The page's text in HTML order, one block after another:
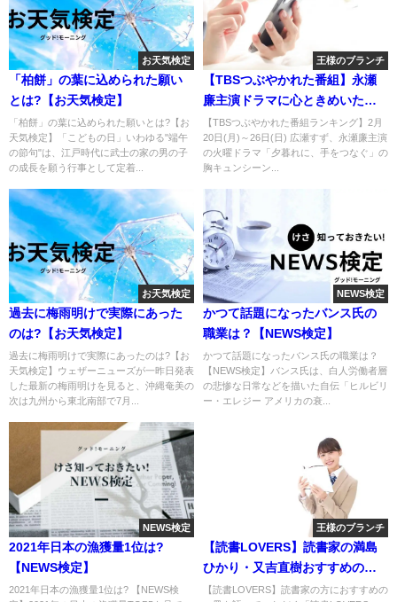
お天気検定
「柏餅」の葉に込められた願い
とは?【お天気検定】
「柏餅」の葉に込められた願いとは?【お
天気検定】「こどもの日」いわゆる"端午
の節句"は、江戸時代に武士の家の男の子
の成長を願う行事として定着...
王様のブランチ
【TBSつぶやかれた番組】永瀬
廉主演ドラマに心ときめいた視
聴者続出!
【TBSつぶやかれた番組ランキング】2月
20日(月)～26日(日) 広瀬すず、永瀬廉主演
の火曜ドラマ「夕暮れに、手をつなぐ」の
胸キュンシーン...
お天気検定
過去に梅雨明けで実際にあった
のは?【お天気検定】
過去に梅雨明けで実際にあったのは?【お
天気検定】ウェザーニューズが一昨日発表
した最新の梅雨明けを見ると、沖縄奄美の
次は九州から東北南部で7月...
NEWS検定
かつて話題になったバンス氏の
職業は？【NEWS検定】
かつて話題になったバンス氏の職業は？
【NEWS検定】バンス氏は、白人労働者層
の悲惨な日常などを描いた自伝「ヒルビリ
ー・エレジー アメリカの衰...
NEWS検定
2021年日本の漁獲量1位は?
【NEWS検定】
2021年日本の漁獲量1位は? 【NEWS検
王様のブランチ
【読書LOVERS】読書家の満島
ひかり・又吉直樹おすすめの一
冊
【読書LOVERS】読書家の方におすすめの